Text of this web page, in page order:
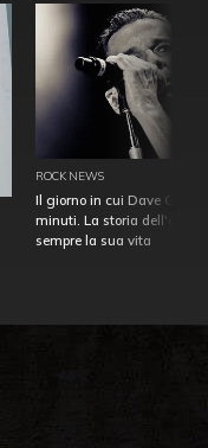
ROCK NEWS
Il giorno in cui Dave
minuti. La storia
sempre la sua vita